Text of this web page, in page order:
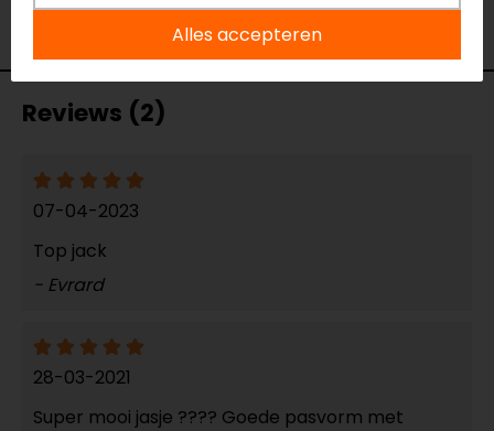
Reviews (2)
07-04-2023
Top jack
- Evrard
28-03-2021
Super mooi jasje ???? Goede pasvorm met
Alles accepteren